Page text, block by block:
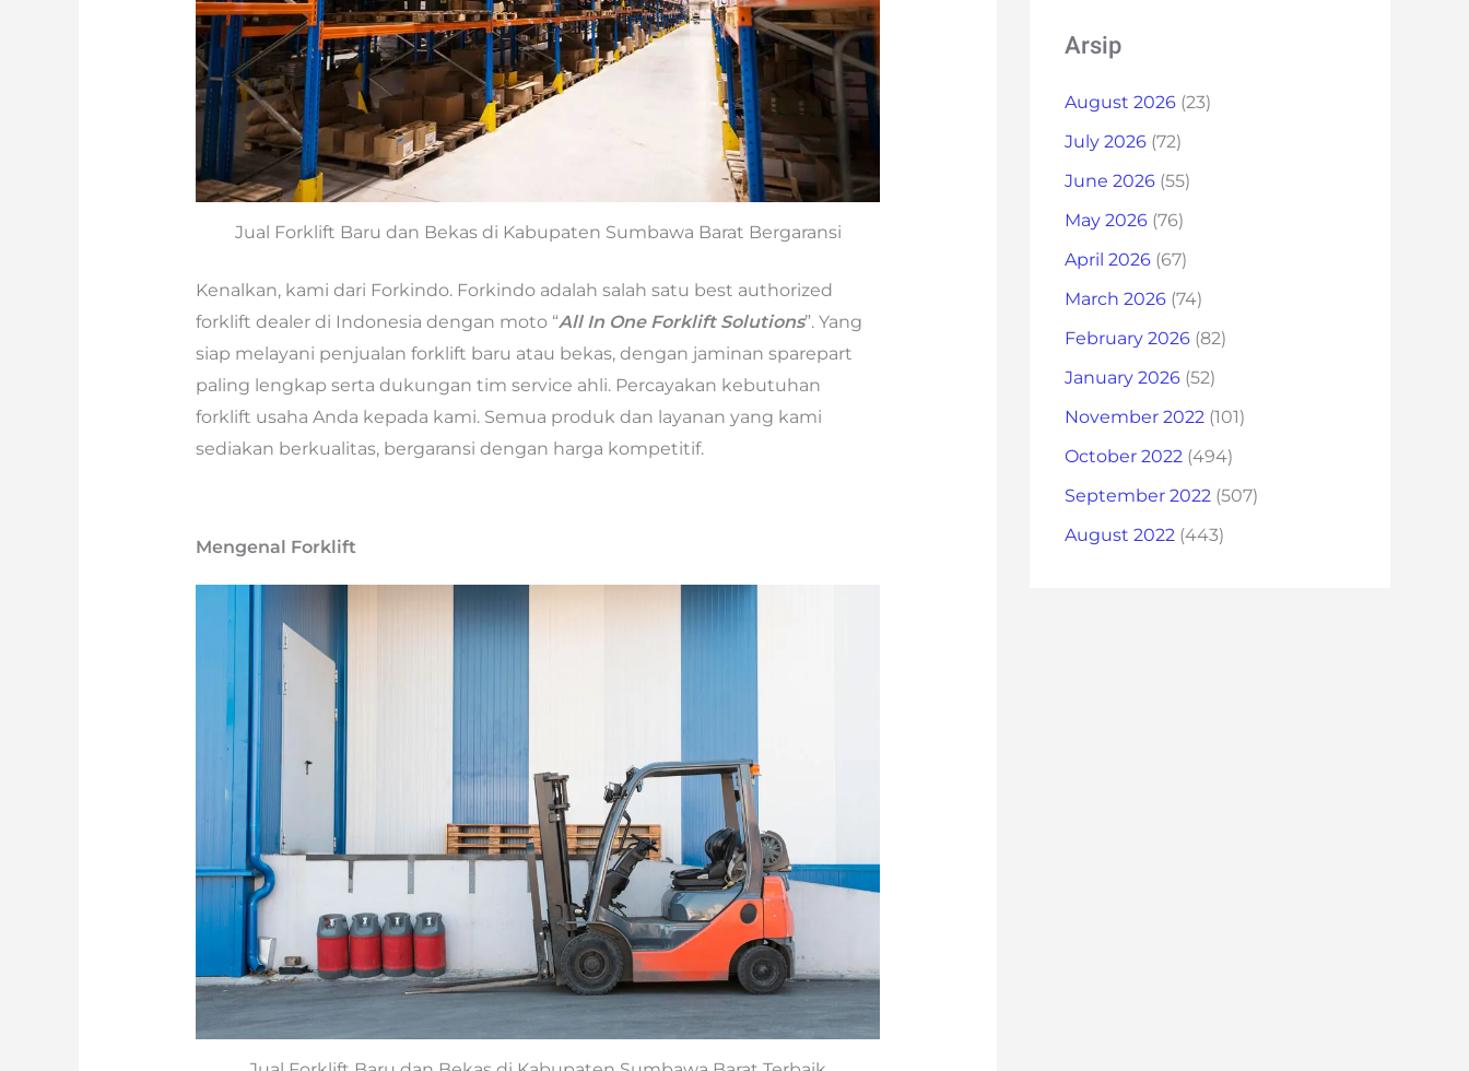
Jual Forklift Baru dan Bekas di Kabupaten Sumbawa Barat Bergaransi
Kenalkan, kami dari Forkindo. Forkindo adalah salah satu best authorized
forklift dealer di Indonesia dengan moto “All In One Forklift Solutions”. Yang
siap melayani penjualan forklift baru atau bekas, dengan jaminan sparepart
paling lengkap serta dukungan tim service ahli. Percayakan kebutuhan
forklift usaha Anda kepada kami. Semua produk dan layanan yang kami
sediakan berkualitas, bergaransi dengan harga kompetitif.
Mengenal Forklift
Arsip
August 2026 (23)
July 2026 (72)
June 2026 (55)
May 2026 (76)
April 2026 (67)
March 2026 (74)
February 2026 (82)
January 2026 (52)
November 2022 (101)
October 2022 (494)
September 2022 (507)
August 2022 (443)